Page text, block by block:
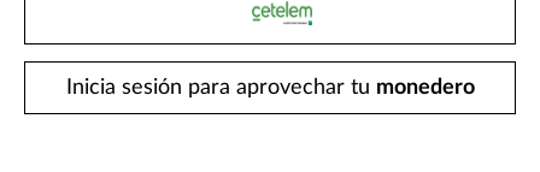
Inicia sesión para aprovechar tu monedero